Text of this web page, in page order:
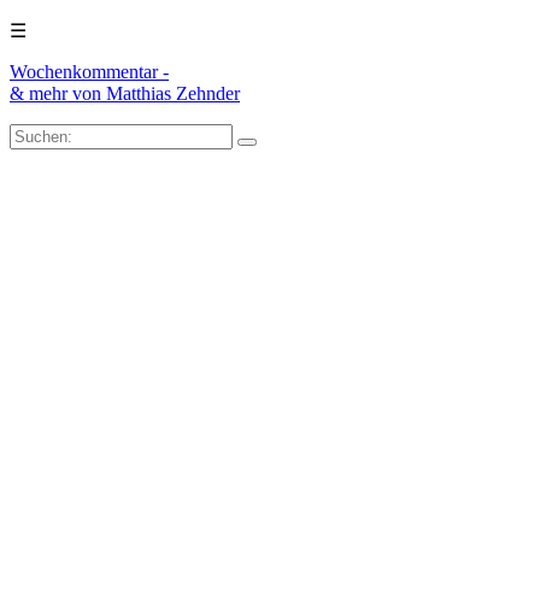
☰
Wochenkommentar -
& mehrvon Matthias Zehnder